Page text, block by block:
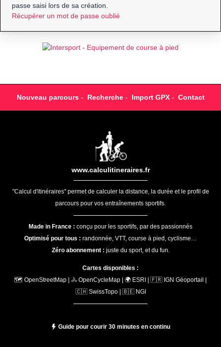
passe saisi lors de sa création.
Récupérer un mot de passe oublié
Nouveau parcours- Recherche- Import GPX- Contact
www.calculitineraires.fr
"Calcul d'itinéraires" permet de calculer la distance, la durée et le profil de
parcours pour vos entraînements sportifs.
Made in France : conçu pour les sportifs, par des passionnés
Optimisé pour tous : randonnée, VTT, course à pied, cyclisme…
Zéro abonnement : juste du sport, et du fun.
Cartes disponibles :
🗺️ OpenStreetMap | 🚴 OpenCycleMap | 🌍 ESRI | 🇫🇷 IGN Géoportail |
🇨🇭 SwissTopo | 🇧🇪 NGI
Guide pour courir 30 minutes en continu